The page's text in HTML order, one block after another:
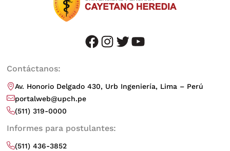
facebook instagram twitter youtube
Contáctanos:
Av. Honorio Delgado 430, Urb Ingeniería, Lima – Perú
portalweb@upch.pe
(511) 319-0000
Informes para postulantes:
(511) 436-3852